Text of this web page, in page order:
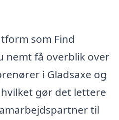
som Find
nemt få overblik over
i Gladsaxe og
gør det lettere
til